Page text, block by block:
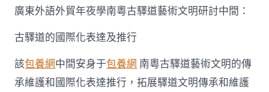
廣東外語外貿年夜學南粵古驛道藝術文明研討中間：
古驛道的國際化表達及推行
該包養網中間安身于包養網 南粵古驛道藝術文明的傳
承維護和國際化表達推行，拓展驛道文明傳承和維護